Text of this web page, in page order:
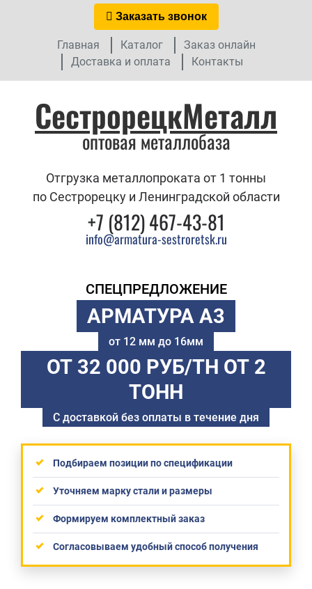
Заказать звонок
Главная Каталог
Заказ онлайн
Доставка и оплата
Контакты
СестрорецкМеталл
оптовая металлобаза
Отгрузка металлопроката от 1 тонны
по Сестрорецку и Ленинградской области
+7 (812) 467-43-81
info@armatura-sestroretsk.ru
СПЕЦПРЕДЛОЖЕНИЕ
АРМАТУРА А3
от 12 мм до 16мм
ОТ 32 000 РУБ/ТН ОТ 2
ТОНН
С доставкой без оплаты в течение дня
Подбираем позиции по спецификации
Уточняем марку стали и размеры
Формируем комплектный заказ
Согласовываем удобный способ получения